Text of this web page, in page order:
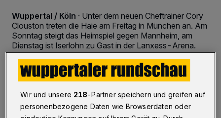
Wuppertal / Köln · Unter dem neuen Cheftrainer Cory
Clouston treten die Haie am Freitag in München an. Am
Sonntag steigt das Heimspiel gegen Mannheim, am
Dienstag ist Iserlohn zu Gast in der Lanxess-Arena.
Wir und unsere 218-Partner speichern und greifen auf
personenbezogene Daten wie Browserdaten oder